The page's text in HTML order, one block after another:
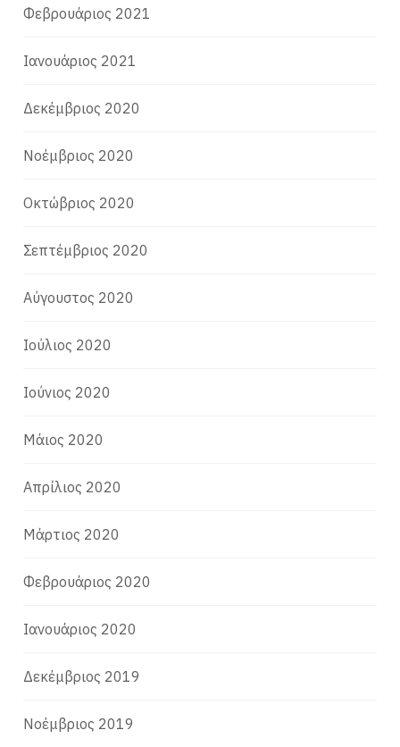
Φεβρουάριος 2021
Ιανουάριος 2021
Δεκέμβριος 2020
Νοέμβριος 2020
Οκτώβριος 2020
Σεπτέμβριος 2020
Αύγουστος 2020
Ιούλιος 2020
Ιούνιος 2020
Μάιος 2020
Απρίλιος 2020
Μάρτιος 2020
Φεβρουάριος 2020
Ιανουάριος 2020
Δεκέμβριος 2019
Νοέμβριος 2019